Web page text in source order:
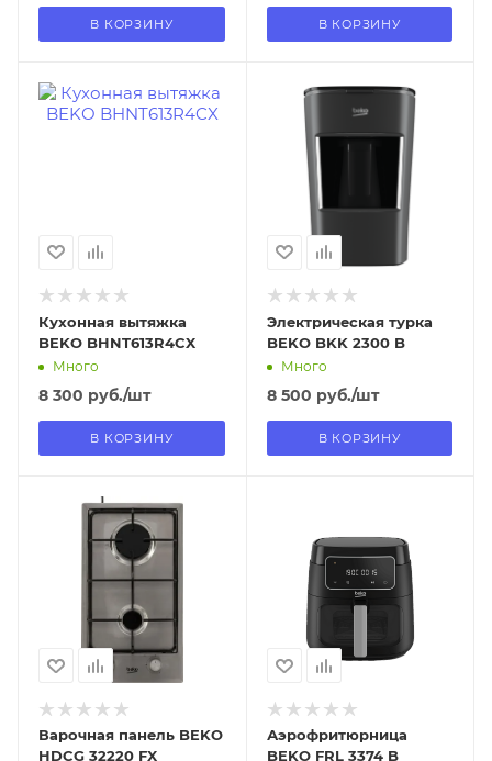
В КОРЗИНУ В КОРЗИНУ
Отправим
18.08.2026
Кухонная вытяжка
BEKO BHNT613R4CX
Много
8 300 руб./шт
В КОРЗИНУ
Отправим
13.08.2026
В наличии в пункте
самовывоза
Электрическая турка
BEKO BKK 2300 B
Много
8 500 руб./шт
В КОРЗИНУ
Отправим
18.08.2026
В наличии в пункте
самовывоза
Варочная панель BEKO
HDCG 32220 FX
В наличии в пункте
самовывоза
Аэрофритюрница
BEKO FRL 3374 B